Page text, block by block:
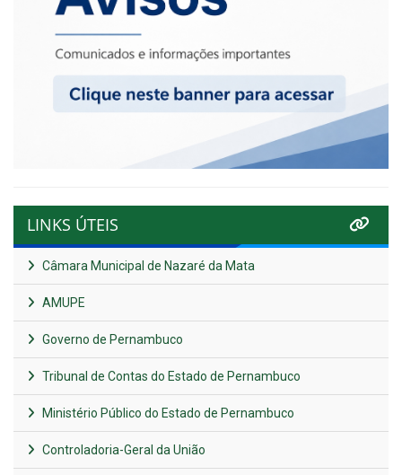
LINKS ÚTEIS
Câmara Municipal de Nazaré da Mata
AMUPE
Governo de Pernambuco
Tribunal de Contas do Estado de Pernambuco
Ministério Público do Estado de Pernambuco
Controladoria-Geral da União